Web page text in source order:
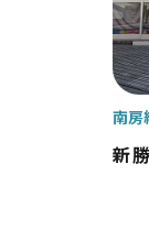
新
南房